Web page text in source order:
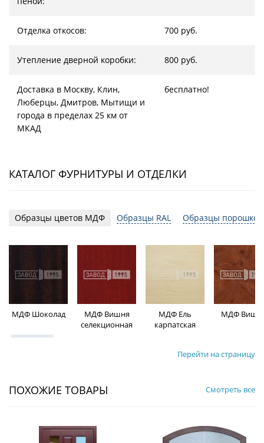
Отделка откосов: 700 руб.
Утепление дверной коробки: 800 руб.
Доставка в Москву, Клин,
Люберцы, Дмитров, Мытищи и
города в пределах 25 км от
МКАД
бесплатно!
КАТАЛОГ ФУРНИТУРЫ И ОТДЕЛКИ
Образцы цветов МДФ Образцы RAL Образцы
МДФ Шоколад
МДФ Вишня
селекционная
МДФ Ель
карпатская
МДФ
Перейти на страницу
ПОХОЖИЕ ТОВАРЫ Смотреть все